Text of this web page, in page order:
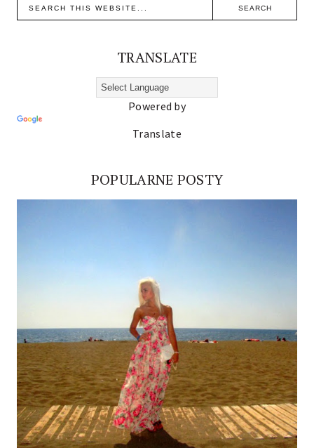
TRANSLATE
Powered by
Translate
POPULARNE POSTY